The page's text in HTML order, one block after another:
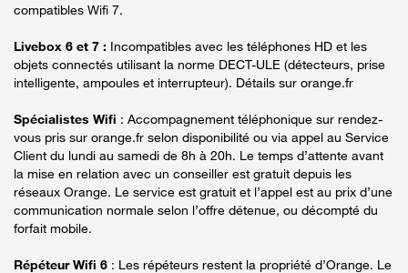
compatibles Wifi 7.
Livebox 6 et 7 : Incompatibles avec les téléphones HD et les
objets connectés utilisant la norme DECT-ULE (détecteurs, prise
intelligente, ampoules et interrupteur). Détails sur orange.fr
Spécialistes Wifi : Accompagnement téléphonique sur rendez-
vous pris sur orange.fr selon disponibilité ou via appel au Service
Client du lundi au samedi de 8h à 20h. Le temps d’attente avant
la mise en relation avec un conseiller est gratuit depuis les
réseaux Orange. Le service est gratuit et l’appel est au prix d’une
communication normale selon l’offre détenue, ou décompté du
forfait mobile.
Répéteur Wifi 6 : Les répéteurs restent la propriété d’Orange. Le